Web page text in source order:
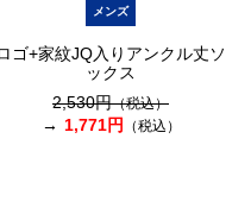
メンズ
ゴ+家紋JQ入りアンクル丈ソ
ックス
2,530円（税込）
1,771円 （税込）